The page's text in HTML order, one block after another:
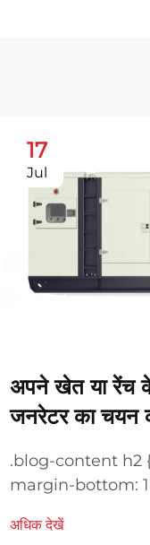
17
Jul
अपने खेत या रेंच
जनरेटर का चयन
.blog-content h2
margin-bottom:
height: normal; }
अधिक देखें